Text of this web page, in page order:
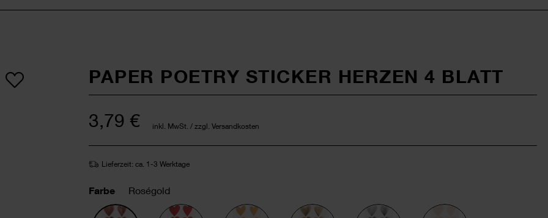
PAPER POETRY STICKER HERZEN 4 BLATT
3,79 € inkl. MwSt. / zzgl. Versandkosten
Lieferzeit: ca. 1-3 Werktage
Farbe Roségold